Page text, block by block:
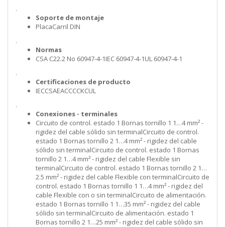
.
Soporte de montaje
PlacaCarril DIN
.
Normas
CSA C22.2 No 60947-4-1IEC 60947-4-1UL 60947-4-1
.
Certificaciones de producto
IECCSAEACCCCKCUL
.
Conexiones - terminales
Circuito de control. estado 1 Bornas tornillo 1 1…4 mm² -
rigidez del cable sólido sin terminalCircuito de control.
estado 1 Bornas tornillo 2 1…4 mm² - rigidez del cable
sólido sin terminalCircuito de control. estado 1 Bornas
tornillo 2 1…4 mm² - rigidez del cable Flexible sin
terminalCircuito de control. estado 1 Bornas tornillo 2 1…
2.5 mm² - rigidez del cable Flexible con terminalCircuito de
control. estado 1 Bornas tornillo 1 1…4 mm² - rigidez del
cable Flexible con o sin terminalCircuito de alimentación.
estado 1 Bornas tornillo 1 1…35 mm² - rigidez del cable
sólido sin terminalCircuito de alimentación. estado 1
Bornas tornillo 2 1…25 mm² - rigidez del cable sólido sin